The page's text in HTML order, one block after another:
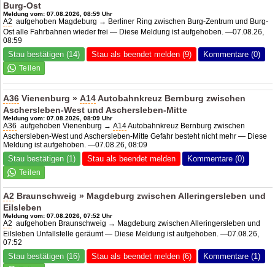
Burg-Ost
Meldung vom: 07.08.2026, 08:59 Uhr
A2 aufgehoben Magdeburg → Berliner Ring zwischen Burg-Zentrum und Burg-
Ost alle Fahrbahnen wieder frei — Diese Meldung ist aufgehoben. —07.08.26,
08:59
Stau bestätigen (14) Stau als beendet melden (9) Kommentare (0)
A36 Vienenburg »A14Autobahnkreuz Bernburg zwischen
Aschersleben-West und Aschersleben-Mitte
Meldung vom: 07.08.2026, 08:09 Uhr
A36 aufgehoben Vienenburg →A14Autobahnkreuz Bernburg zwischen
Aschersleben-West und Aschersleben-Mitte Gefahr besteht nicht mehr — Diese
Meldung ist aufgehoben. —07.08.26, 08:09
Stau bestätigen (1) Stau als beendet melden Kommentare (0)
A2 Braunschweig » Magdeburg zwischen Alleringersleben und
Eilsleben
Meldung vom: 07.08.2026, 07:52 Uhr
A2 aufgehoben Braunschweig → Magdeburg zwischen Alleringersleben und
Eilsleben Unfallstelle geräumt — Diese Meldung ist aufgehoben. —07.08.26,
07:52
Stau bestätigen (16) Stau als beendet melden (6) Kommentare (1)